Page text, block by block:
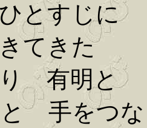
とすじに
てきた
有明と
と 手をつ